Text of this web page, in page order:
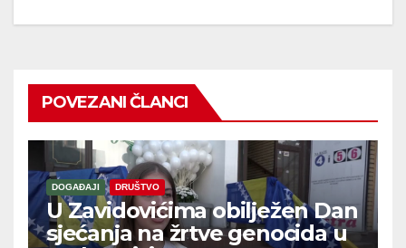
POVEZANI ČLANCI
DOGAĐAJI DRUŠTVO
U Zavidovićima obilježen Dan
sjećanja na žrtve genocida u